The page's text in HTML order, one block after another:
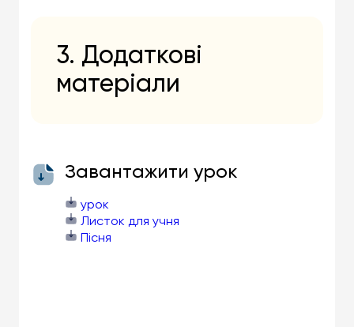
3. Додаткові
матеріали
Завантажити урок
урок
Листок для учня
Пісня